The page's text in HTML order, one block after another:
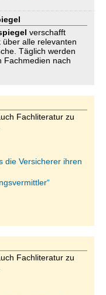
verschafft
alle relevanten
Täglich werden
Fachmedien nach
Fachliteratur zu
die Versicherer ihren
Fachliteratur zu